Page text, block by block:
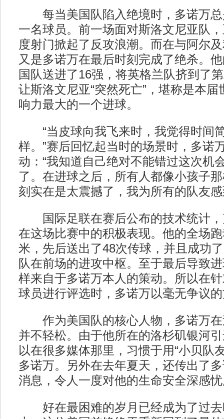
每当美国队陷入绝境时，多诺万总
一名球员。前一场面对斯洛文尼亚队
度射门掀起了反攻浪潮。而在与阿尔
又是多诺万在最后时刻完成了绝杀。
国队送进了16强，将英格兰队挤到了
让斯洛文尼亚“突然死亡”，堪称是本
响力最大的一个进球。
“当皮球向我飞来时，我觉得时间
样。”赛后回忆起当时的场景时，多诺
动：“我知道自己绝对不能错过这次机
了。在进球之后，所有人都像小孩子
刻实在是太震撼了，我为所有的队友
国际足联在赛后公布的技术统计，
在这场比赛中的积极表现。他的全场
米，先后送出了48次传球，并且成功
队在前场的进攻中枢。至于最后导致
样来自于多诺万本人的策动。所以在
球员进行评选时，多诺万以毫无争议
作为美国队的核心人物，多诺万在
并不轻松。由于他所在的洛杉矶银河
以在很多媒体那里，习惯于用“小贝队
多诺万。另外在去年夏天，还传出了多
消息，令人一度对他的生命安全深感
好在最困难的岁月已经成为了过去